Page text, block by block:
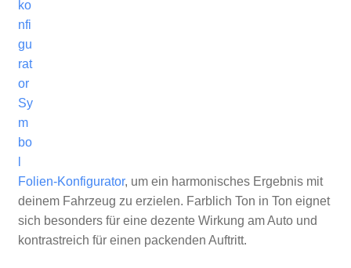
Folien-Konfigurator, um ein harmonisches Ergebnis mit
deinem Fahrzeug zu erzielen. Farblich Ton in Ton eignet
sich besonders für eine dezente Wirkung am Auto und
kontrastreich für einen packenden Auftritt.